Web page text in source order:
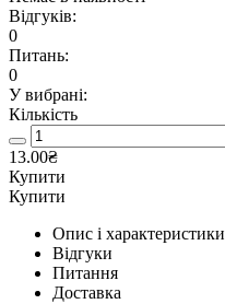
Відгуків:
0
Питань:
0
У вибрані:
Кількість
13.00₴
Купити
Купити
Опис і характеристики
Відгуки
Питання
Доставка